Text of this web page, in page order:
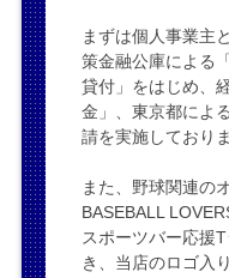
まずは個人事業主
策金融公庫による
貸付」をはじめ、
金」、東京都によ
請を実施しておりま
また、野球関連の
BASEBALL
スポーツバー応援
き、当店のロゴ入